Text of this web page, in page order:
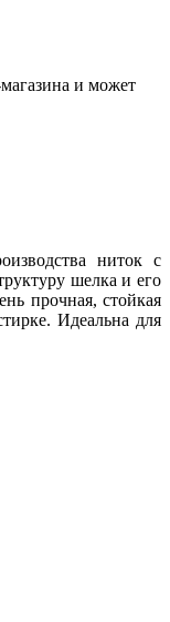
и может
ниток с
шелка и его
прочная, стойкая
Идеальна для